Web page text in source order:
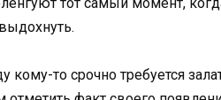
кому-то срочно требуется